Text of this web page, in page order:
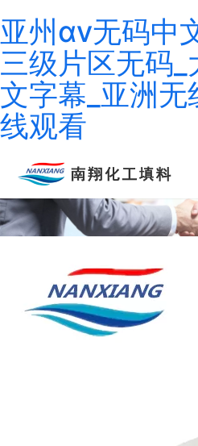
亚州αⅴ无码中
三级片区无码_
文字幕_亚洲
线观看